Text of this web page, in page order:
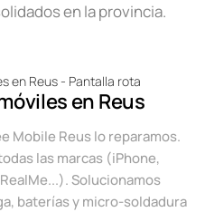
en la provincia.
en Reus
Mobile Reus lo reparamos.
las marcas (iPhone,
Solucionamos
baterías y micro-soldadura